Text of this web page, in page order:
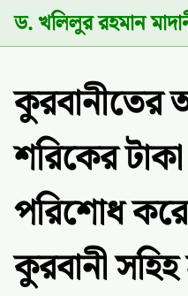
ড. খলিলুর রহমান
কুরবানীতের
শরিকের
পরিশোধ
কুরবানী